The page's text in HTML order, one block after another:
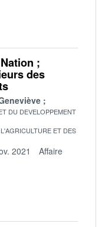
;
des
DU DEVELOPPEMENT
ET DES
2021
Affaire